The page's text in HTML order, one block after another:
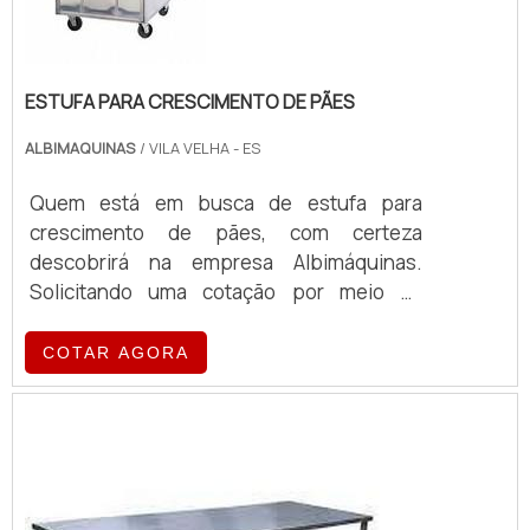
ESTUFA PARA CRESCIMENTO DE PÃES
ALBIMAQUINAS / VILA VELHA - ES
Quem está em busca de estufa para
crescimento de pães, com certeza
descobrirá na empresa Albimáquinas.
Solicitando uma cotação por meio da
referência de qualidade da área de
atuação.MAIS SOBRE ESTUFA PARA
Albimáquinas. Com grande expressão de
COTAR AGORA